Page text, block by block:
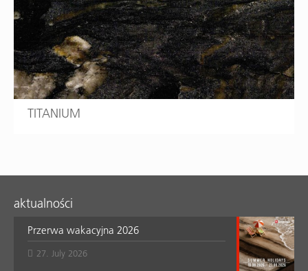
TITANIUM
aktualności
Przerwa wakacyjna 2026
27. July 2026